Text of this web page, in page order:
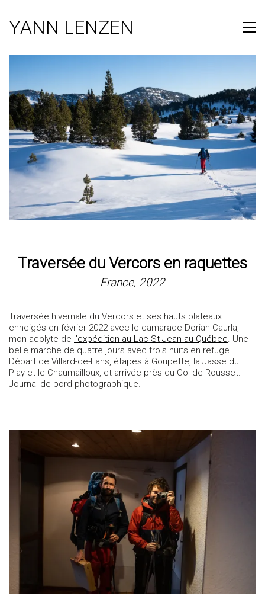
YANN LENZEN
Traversée du Vercors en raquettes
France, 2022
Traversée hivernale du Vercors et ses hauts plateaux
enneigés en février 2022 avec le camarade Dorian Caurla,
mon acolyte de l’expédition au Lac St-Jean au Québec. Une
belle marche de quatre jours avec trois nuits en refuge.
Départ de Villard-de-Lans, étapes à Goupette, la Jasse du
Play et le Chaumailloux, et arrivée près du Col de Rousset.
Journal de bord photographique.